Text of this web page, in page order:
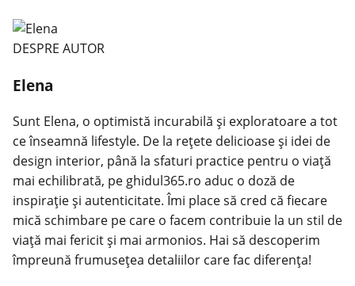
DESPRE AUTOR
Elena
Sunt Elena, o optimistă incurabilă și exploratoare a tot
ce înseamnă lifestyle. De la rețete delicioase și idei de
design interior, până la sfaturi practice pentru o viață
mai echilibrată, pe ghidul365.ro aduc o doză de
inspirație și autenticitate. Îmi place să cred că fiecare
mică schimbare pe care o facem contribuie la un stil de
viață mai fericit și mai armonios. Hai să descoperim
împreună frumusețea detaliilor care fac diferența!